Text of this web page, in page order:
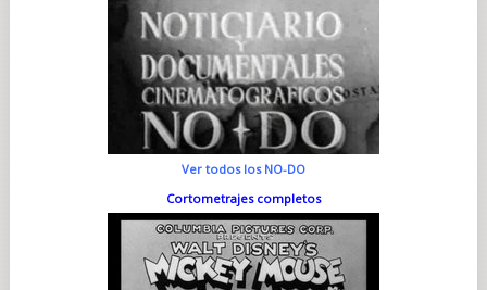
Ver todos los NO-DO
Cortometrajes completos